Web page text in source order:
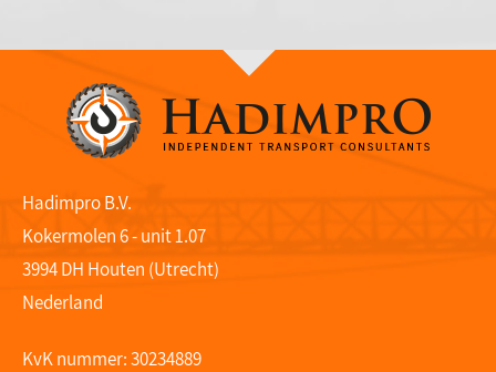
Hadimpro B.V.
Kokermolen 6 - unit 1.07
3994 DH Houten (Utrecht)
Nederland
KvK nummer: 30234889